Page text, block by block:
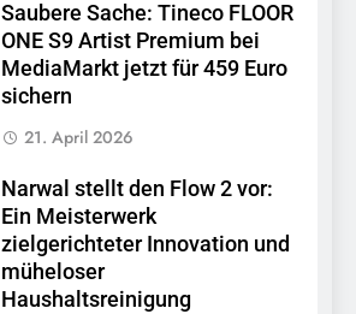
Saubere Sache: Tineco FLOOR
ONE S9 Artist Premium bei
MediaMarkt jetzt für 459 Euro
sichern
21. April 2026
Narwal stellt den Flow 2 vor:
Ein Meisterwerk
zielgerichteter Innovation und
müheloser
Haushaltsreinigung